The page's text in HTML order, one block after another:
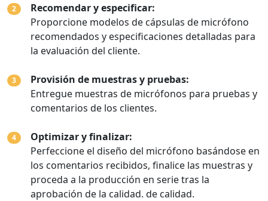
2
Recomendar y especificar:
Proporcione modelos de cápsulas de micrófono
recomendados y especificaciones detalladas para
la evaluación del cliente.
3
Provisión de muestras y pruebas:
Entregue muestras de micrófonos para pruebas y
comentarios de los clientes.
4
Optimizar y finalizar:
Perfeccione el diseño del micrófono basándose en
los comentarios recibidos, finalice las muestras y
proceda a la producción en serie tras la
aprobación de la calidad. de calidad.